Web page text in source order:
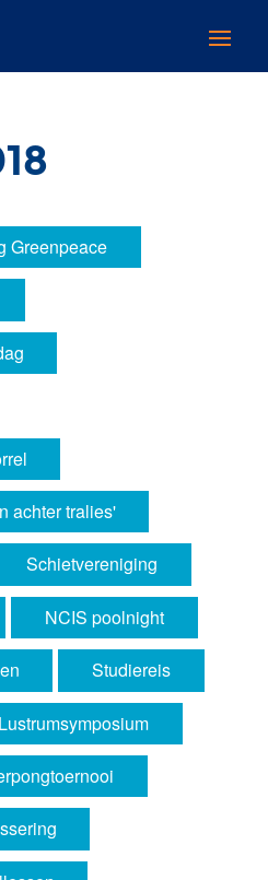
Greenpeace
achter tralies'
Schietvereniging
NCIS poolnight
Studiereis
Lustrumsymposium